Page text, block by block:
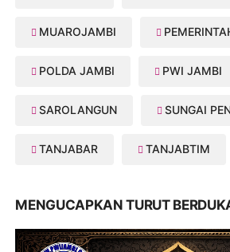
MUAROJAMBI
POLDA JAMBI PWI JAMBI
SAROLANGUN SUNGAI
TANJABAR TANJABTIM
MENGUCAPKAN TURUT